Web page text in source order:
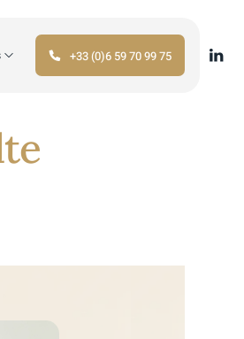
+33 (0)6 59 70 99 75